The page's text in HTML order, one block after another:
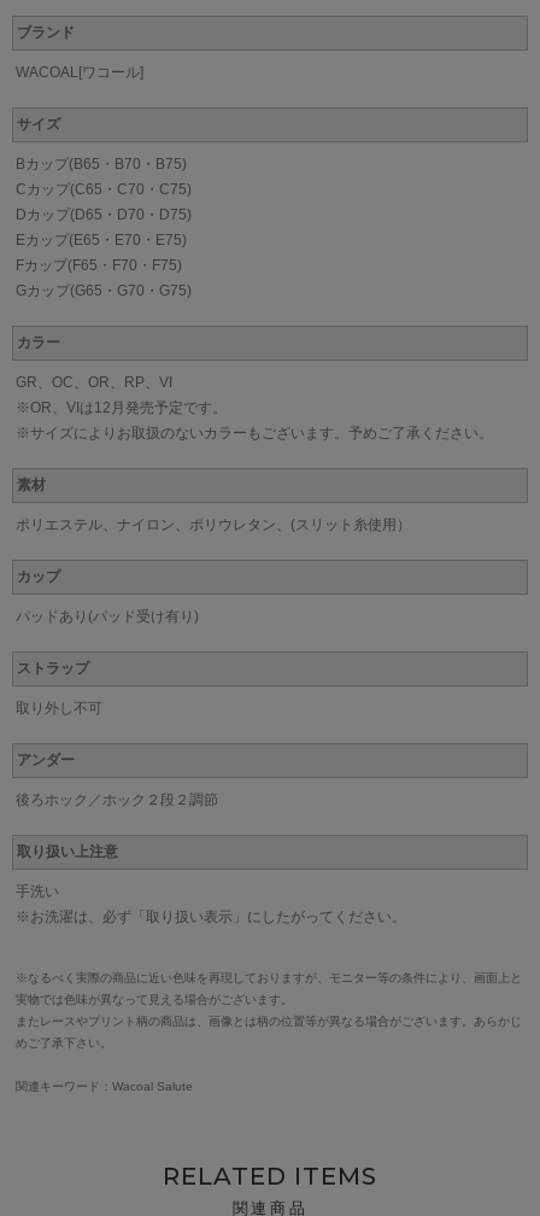
ブランド
WACOAL[ワコール]
サイズ
Bカップ(B65・B70・B75)
Cカップ(C65・C70・C75)
Dカップ(D65・D70・D75)
Eカップ(E65・E70・E75)
Fカップ(F65・F70・F75)
Gカップ(G65・G70・G75)
カラー
GR、OC、OR、RP、VI
※OR、VIは12月発売予定です。
※サイズによりお取扱のないカラーもございます。予めご了承ください。
素材
ポリエステル、ナイロン、ポリウレタン、(スリット糸使用）
カップ
パッドあり(パッド受け有り)
ストラップ
取り外し不可
アンダー
後ろホック／ホック２段２調節
取り扱い上注意
手洗い
※お洗濯は、必ず「取り扱い表示」にしたがってください。
※なるべく実際の商品に近い色味を再現しておりますが、モニター等の条件により、画面上と
実物では色味が異なって見える場合がございます。
またレースやプリント柄の商品は、画像とは柄の位置等が異なる場合がございます。あらかじ
めご了承下さい。
関連キーワード：Wacoal Salute
RELATED ITEMS
関連商品